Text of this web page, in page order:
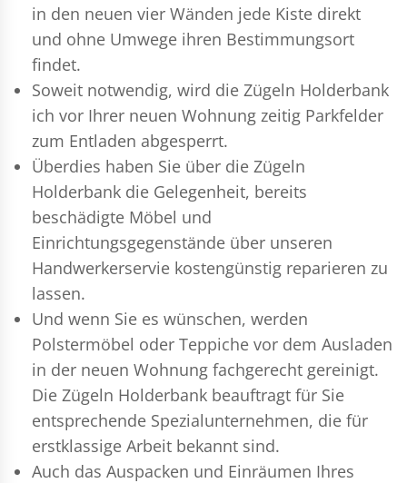
in den neuen vier Wänden jede Kiste direkt
und ohne Umwege ihren Bestimmungsort
findet.
Soweit notwendig, wird die Zügeln Holderbank
ich vor Ihrer neuen Wohnung zeitig Parkfelder
zum Entladen abgesperrt.
Überdies haben Sie über die Zügeln
Holderbank die Gelegenheit, bereits
beschädigte Möbel und
Einrichtungsgegenstände über unseren
Handwerkerservie kostengünstig reparieren zu
lassen.
Und wenn Sie es wünschen, werden
Polstermöbel oder Teppiche vor dem Ausladen
in der neuen Wohnung fachgerecht gereinigt.
Die Zügeln Holderbank beauftragt für Sie
entsprechende Spezialunternehmen, die für
erstklassige Arbeit bekannt sind.
Auch das Auspacken und Einräumen Ihres